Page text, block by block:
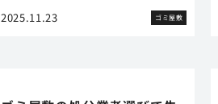
2025.11.23 ゴミ屋敷